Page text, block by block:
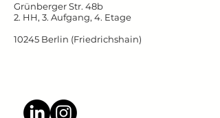
Grünberger Str. 48b
2. HH, 3. Aufgang, 4. Etage
10245 Berlin (Friedrichshain)